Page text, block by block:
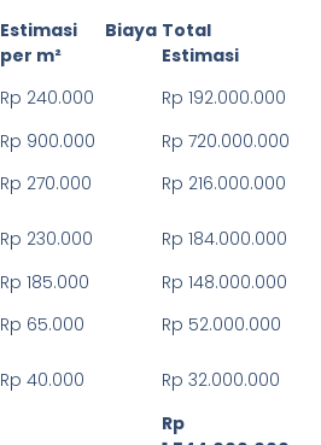
Estimasi Biaya
per m²
Total
Estimasi
Rp 240.000
Rp 192.000.000
Rp 900.000
Rp 720.000.000
Rp 270.000
Rp 216.000.000
Rp 230.000
Rp 184.000.000
Rp 185.000
Rp 148.000.000
Rp 65.000
Rp 52.000.000
Rp 40.000 Rp 32.000.000
Rp